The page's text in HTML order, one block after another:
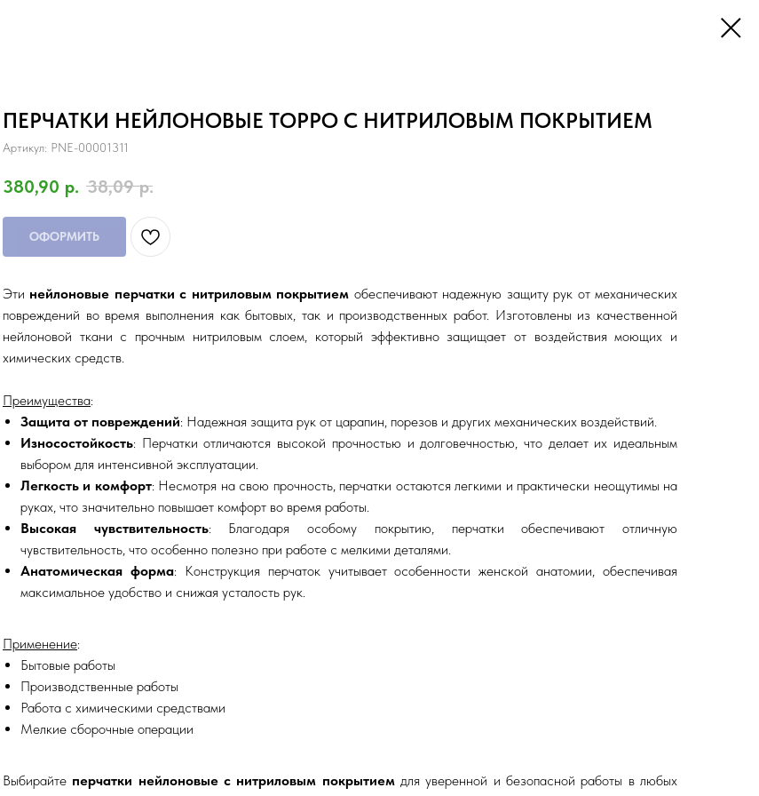
ПЕРЧАТКИ НЕЙЛОНОВЫЕ ТОРРО С НИТРИЛОВЫМ ПОКРЫТИЕМ
Артикул: PNE-00001311
380,90 р. 38,09 р.
ОФОРМИТЬ
Эти нейлоновые перчатки с нитриловым покрытием обеспечивают надежную защиту рук от механических
повреждений во время выполнения как бытовых, так и производственных работ. Изготовлены из качественной
нейлоновой ткани с прочным нитриловым слоем, который эффективно защищает от воздействия моющих и
химических средств.
Преимущества:
Защита от повреждений: Надежная защита рук от царапин, порезов и других механических воздействий.
Износостойкость: Перчатки отличаются высокой прочностью и долговечностью, что делает их идеальным
выбором для интенсивной эксплуатации.
Легкость и комфорт: Несмотря на свою прочность, перчатки остаются легкими и практически неощутимы на
руках, что значительно повышает комфорт во время работы.
Высокая чувствительность: Благодаря особому покрытию, перчатки обеспечивают отличную
чувствительность, что особенно полезно при работе с мелкими деталями.
Анатомическая форма: Конструкция перчаток учитывает особенности женской анатомии, обеспечивая
максимальное удобство и снижая усталость рук.
Применение:
Бытовые работы
Производственные работы
Работа с химическими средствами
Мелкие сборочные операции
Выбирайте перчатки нейлоновые с нитриловым покрытиемдля уверенной и безопасной работы в любых